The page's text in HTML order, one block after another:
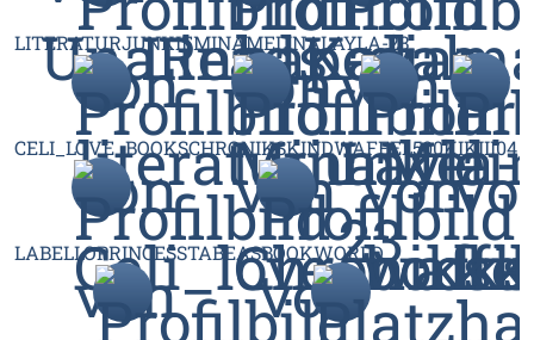
LITERATURJUNKIEMINAMELINALAYLA-23
CELI_LOVE_BOOKSCHRONIKSKINDWAFFEL500KIKIII04
LABELLOPRINCESSTABEASBOOKWORLD